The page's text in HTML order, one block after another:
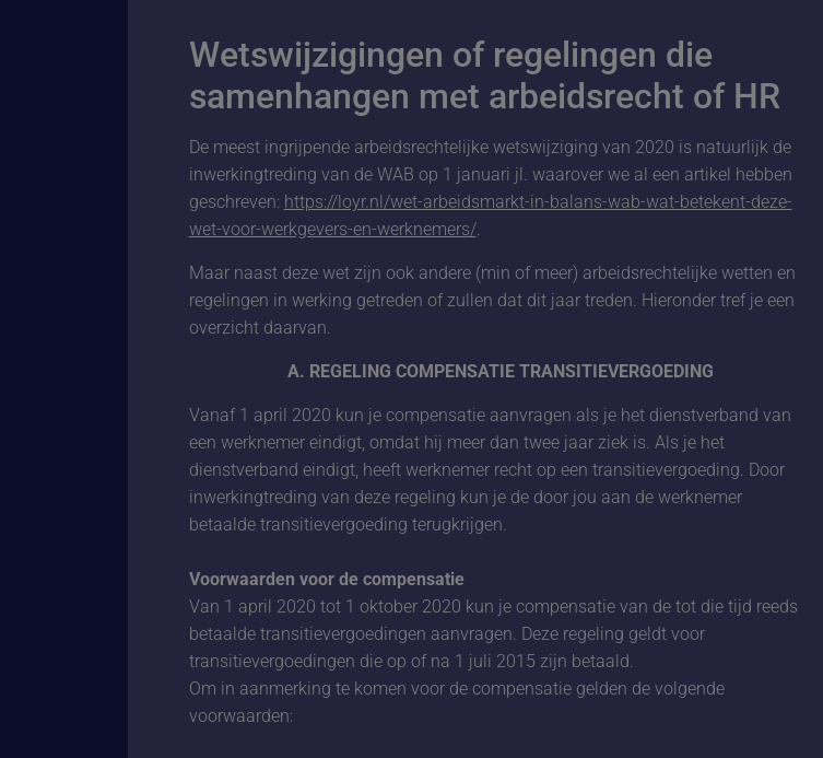
Wetswijzigingen of regelingen die
samenhangen met arbeidsrecht of HR
De meest ingrijpende arbeidsrechtelijke wetswijziging van 2020 is natuurlijk de
inwerkingtreding van de WAB op 1 januari jl. waarover we al een artikel hebben
geschreven: https://loyr.nl/wet-arbeidsmarkt-in-balans-wab-wat-betekent-deze-
wet-voor-werkgevers-en-werknemers/.
Maar naast deze wet zijn ook andere (min of meer) arbeidsrechtelijke wetten en
regelingen in werking getreden of zullen dat dit jaar treden. Hieronder tref je een
overzicht daarvan.
A. REGELING COMPENSATIE TRANSITIEVERGOEDING
Vanaf 1 april 2020 kun je compensatie aanvragen als je het dienstverband van
een werknemer eindigt, omdat hij meer dan twee jaar ziek is. Als je het
dienstverband eindigt, heeft werknemer recht op een transitievergoeding. Door
inwerkingtreding van deze regeling kun je de door jou aan de werknemer
betaalde transitievergoeding terugkrijgen.
Voorwaarden voor de compensatie
Van 1 april 2020 tot 1 oktober 2020 kun je compensatie van de tot die tijd reeds
betaalde transitievergoedingen aanvragen. Deze regeling geldt voor
transitievergoedingen die op of na 1 juli 2015 zijn betaald.
Om in aanmerking te komen voor de compensatie gelden de volgende
voorwaarden: